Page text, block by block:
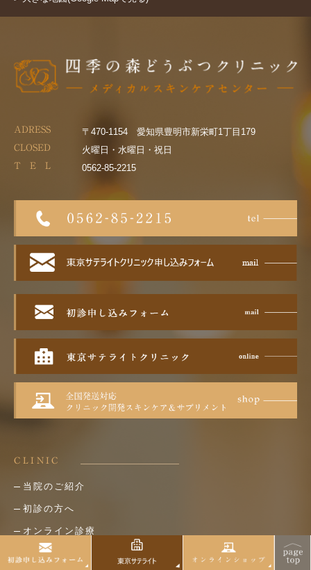
ADRESS 〒470-1154 愛知県豊明市新栄町1丁目179
CLOSED 火曜日・水曜日・祝日
T E L 0562-85-2215
CLINIC
当院のご紹介
初診の方へ
オンライン診療
診療の業務提携について